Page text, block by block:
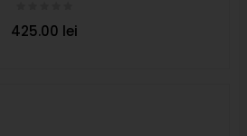
425.00 lei